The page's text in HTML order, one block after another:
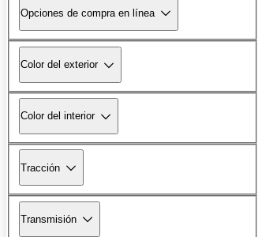
Opciones de compra en línea
Color del exterior
Color del interior
Tracción
Transmisión